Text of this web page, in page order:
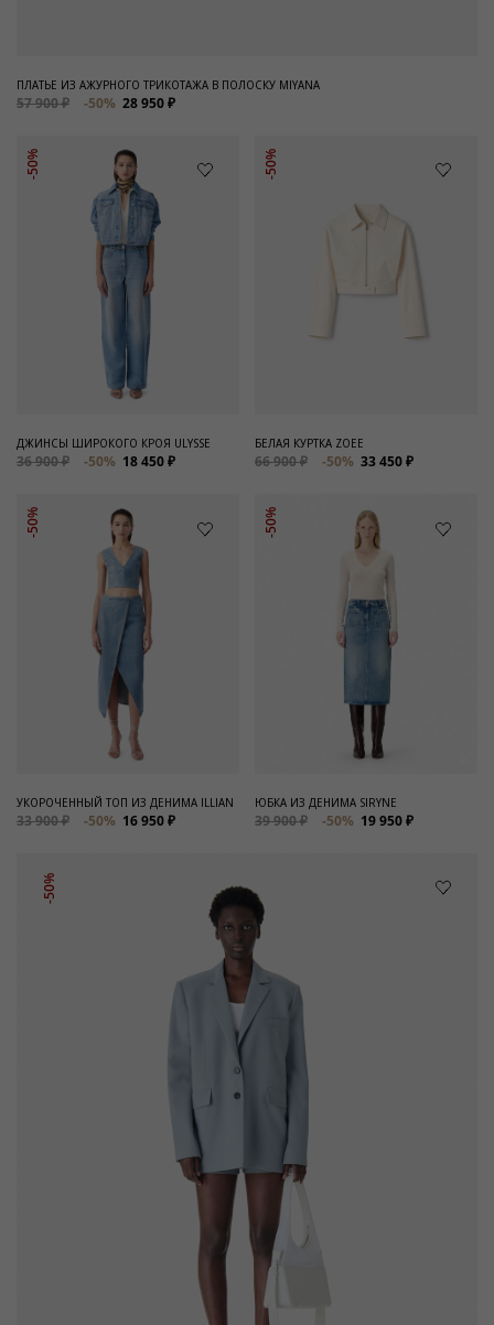
ПЛАТЬЕ ИЗ АЖУРНОГО ТРИКОТАЖА В ПОЛОСКУ MIYANA
57 900 ₽ -50% 28 950 ₽
-50%
ДЖИНСЫ ШИРОКОГО КРОЯ ULYSSE
36 900 ₽ -50% 18 450 ₽
-50%
БЕЛАЯ КУРТКА ZOEE
66 900 ₽ -50% 33 450 ₽
-50%
УКОРОЧЕННЫЙ ТОП ИЗ ДЕНИМА ILLIAN
33 900 ₽ -50% 16 950 ₽
-50%
ЮБКА ИЗ ДЕНИМА SIRYNE
39 900 ₽ -50% 19 950 ₽
-50%